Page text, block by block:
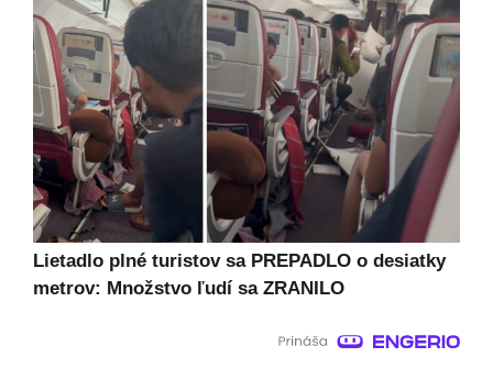
Lietadlo plné turistov sa PREPADLO o desiatky
metrov: Množstvo ľudí sa ZRANILO